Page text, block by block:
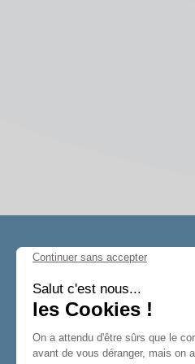
Créez, signez,
documents RH
Continuer sans accepter
Salut c'est nous...
les Cookies !
On a attendu d'être sûrs que le
avant de vous déranger, mais on